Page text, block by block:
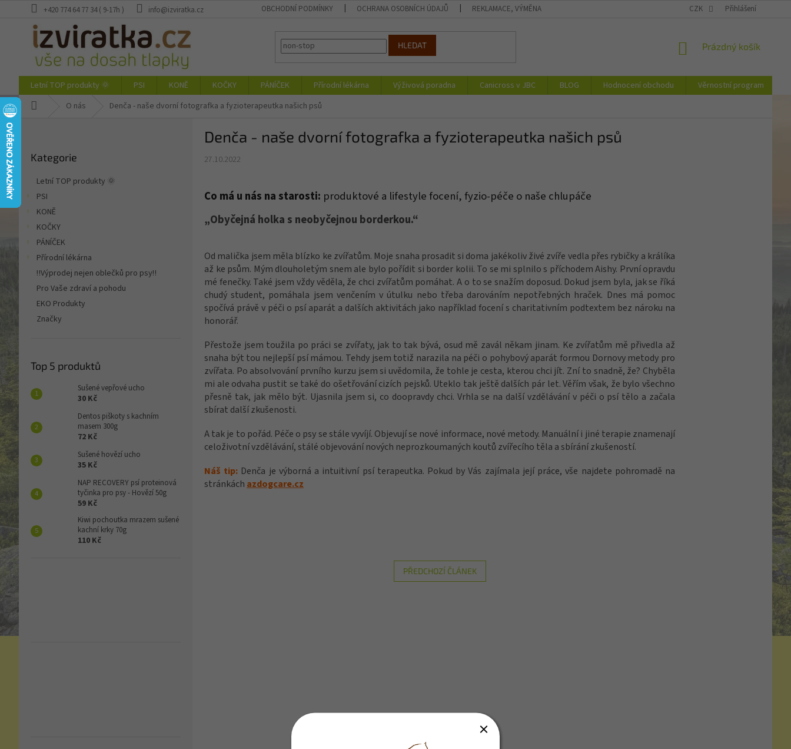
+420 774 64 77 34 ( 9-17h ) info@izviratka.cz OBCHODNÍ PODMÍNKY OCHRANA OSOBNÍCH ÚDAJŮ REKLAMACE, VÝMĚNA NEBO VRÁCENÍ ZBOŽÍ VĚRNOSTNÍ PROGRAM
CZK Přihlášení
HLEDAT
NÁKUPNÍ
Prázdný košík
Letní TOP produkty 🌞 PSI KONĚ KOČKY PÁNÍČEK Přírodní lékárna Výživová poradna Canicross v JBC BLOG Hodnocení obchodu Věrnostní program
O nás Denča - naše dvorní fotografka a fyzioterapeutka našich psů
n
kategorie
Kategorie
Letní TOP produkty 🌞
PSI
KONĚ
KOČKY
PÁNÍČEK
Přírodní lékárna
‼️Výprodej nejen oblečků pro psy‼️
Pro Vaše zdraví a pohodu
EKO Produkty
Značky
Top 5 produktů
Sušené vepřové ucho
30 Kč
Dentos piškoty s kachním
masem 300g
72 Kč
Sušené hovězí ucho
35 Kč
NAP RECOVERY psí proteinová
tyčinka pro psy - Hovězí 50g
59 Kč
Kiwi pochoutka mrazem sušené
kachní krky 70g
110 Kč
Denča - naše dvorní fotografka a fyzioterapeutka našich psů
27.10.2022
Co má u nás na starosti: produktové a lifestyle focení, fyzio-péče o naše chlupáče
„Obyčejná holka s neobyčejnou borderkou.“
Od malička jsem měla blízko ke zvířatům. Moje snaha prosadit si doma jakékoliv živé zvíře vedla přes rybičky a králíka
až ke psům. Mým dlouholetým snem ale bylo pořídit si border kolii. To se mi splnilo s příchodem Aishy. První opravdu
mé fenečky. Také jsem vždy věděla, že chci zvířatům pomáhat. A o to se snažím doposud. Dokud jsem byla, jak se říká
chudý student, pomáhala jsem venčením v útulku nebo třeba darováním nepotřebných hraček. Dnes má pomoc
spočívá právě v péči o psí aparát a dalších aktivitách jako například focení s charitativním podtextem bez nároku na
honorář.
Přestože jsem toužila po práci se zvířaty, jak to tak bývá, osud mě zavál někam jinam. Ke zvířatům mě přivedla až
snaha být tou nejlepší psí mámou. Tehdy jsem totiž narazila na péči o pohybový aparát formou Dornovy metody pro
zvířata. Po absolvování prvního kurzu jsem si uvědomila, že tohle je cesta, kterou chci jít. Zní to snadně, že? Chyběla
mi ale odvaha pustit se také do ošetřování cizích pejsků. Uteklo tak ještě dalších pár let. Věřím však, že bylo všechno
přesně tak, jak mělo být. Ujasnila jsem si, co doopravdy chci. Vrhla se na další vzdělávání v péči o psí tělo a začala
sbírat další zkušenosti.
A tak je to pořád. Péče o psy se stále vyvíjí. Objevují se nové informace, nové metody. Manuální i jiné terapie znamenají
celoživotní vzdělávání, stálé objevování nových neprozkoumaných koutů zvířecího těla a sbírání zkušeností.
Náš tip: Denča je výborná a intuitivní psí terapeutka. Pokud by Vás zajímala její práce, vše najdete pohromadě na
stránkách azdogcare.cz
PŘEDCHOZÍ ČLÁNEK